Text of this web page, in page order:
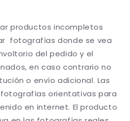
productos incompletos
fotografías donde se vea
del pedido y el
en caso contrario no
o envío adicional. Las
orientativas para
en internet. El producto